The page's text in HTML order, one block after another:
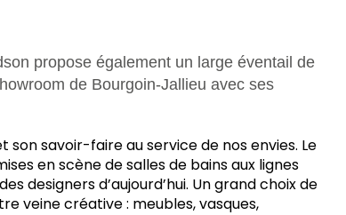
propose également un large éventail de
de Bourgoin-Jallieu avec ses
son savoir-faire au service de nos envies. Le
en scène de salles de bains aux lignes
designers d’aujourd’hui. Un grand choix de
veine créative : meubles, vasques,